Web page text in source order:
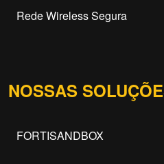
Rede Wireless Segura
NOSSAS
FORTISANDBOX